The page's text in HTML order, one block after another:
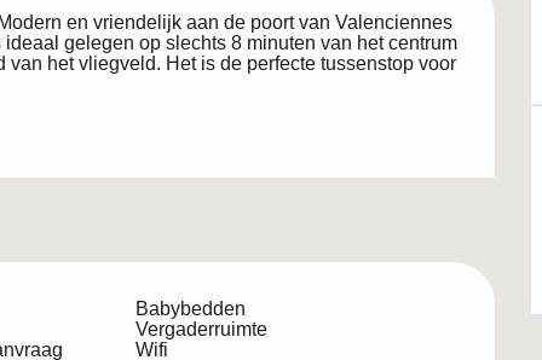
en vriendelijk aan de poort van Valenciennes
gelegen op slechts 8 minuten van het centrum
het vliegveld. Het is de perfecte tussenstop voor
Babybedden
Vergaderruimte
Wifi